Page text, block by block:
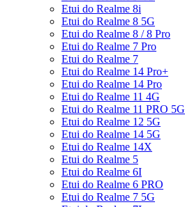
Etui do Realme 8i
Etui do Realme 8 5G
Etui do Realme 8 / 8 Pro
Etui do Realme 7 Pro
Etui do Realme 7
Etui do Realme 14 Pro+
Etui do Realme 14 Pro
Etui do Realme 11 4G
Etui do Realme 11 PRO 5G
Etui do Realme 12 5G
Etui do Realme 14 5G
Etui do Realme 14X
Etui do Realme 5
Etui do Realme 6I
Etui do Realme 6 PRO
Etui do Realme 7 5G